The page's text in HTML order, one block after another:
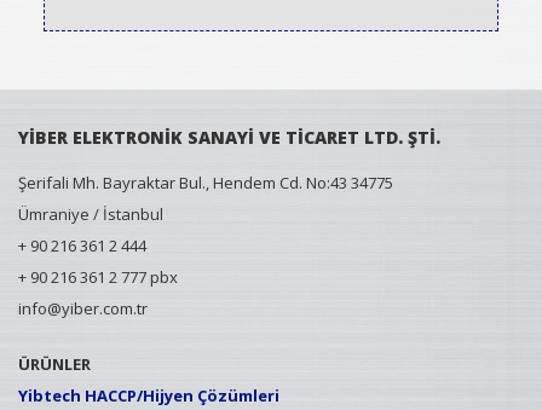
YİBER ELEKTRONİK SANAYİ VE TİCARET LTD. ŞTİ.
Şerifali Mh. Bayraktar Bul., Hendem Cd. No:43 34775
Ümraniye / İstanbul
+ 90 216 361 2 444
+ 90 216 361 2 777 pbx
info@yiber.com.tr
ÜRÜNLER
Yibtech HACCP/Hijyen Çözümleri